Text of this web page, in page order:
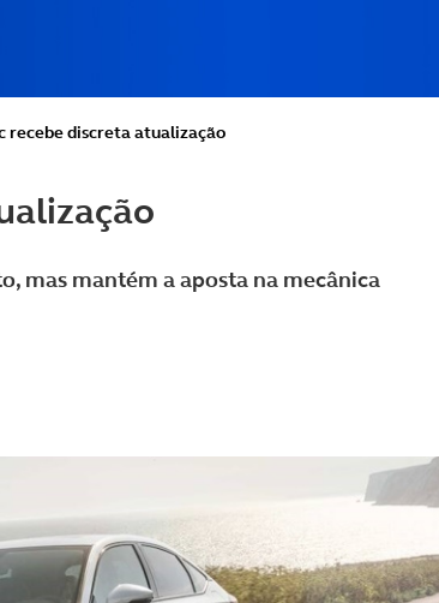
recebe discreta atualização
mas mantém a aposta na mecânica